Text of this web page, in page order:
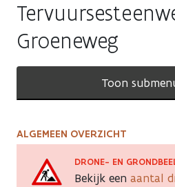
Groeneweg
Toon
Toegankelijke
bushaltes
ALGEMEEN OVERZICHT
DRONE- EN
Bekijk een aantal